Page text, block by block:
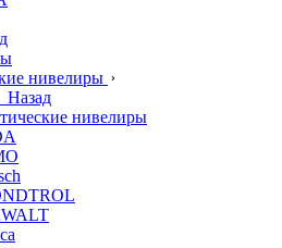
нивелиры
Назад
нивелиры